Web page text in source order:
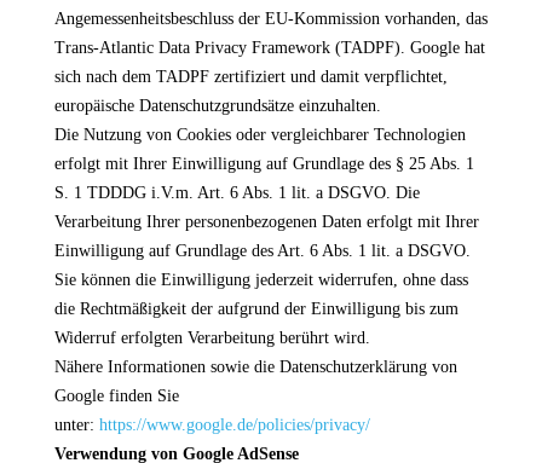
Angemessenheitsbeschluss der EU-Kommission vorhanden, das
Trans-Atlantic Data Privacy Framework (TADPF). Google hat
sich nach dem TADPF zertifiziert und damit verpflichtet,
europäische Datenschutzgrundsätze einzuhalten.
Die Nutzung von Cookies oder vergleichbarer Technologien
erfolgt mit Ihrer Einwilligung auf Grundlage des § 25 Abs. 1
S. 1 TDDDG i.V.m. Art. 6 Abs. 1 lit. a DSGVO. Die
Verarbeitung Ihrer personenbezogenen Daten erfolgt mit Ihrer
Einwilligung auf Grundlage des Art. 6 Abs. 1 lit. a DSGVO.
Sie können die Einwilligung jederzeit widerrufen, ohne dass
die Rechtmäßigkeit der aufgrund der Einwilligung bis zum
Widerruf erfolgten Verarbeitung berührt wird.
Nähere Informationen sowie die Datenschutzerklärung von
Google finden Sie
unter: https://www.google.de/policies/privacy/
Verwendung von Google AdSense